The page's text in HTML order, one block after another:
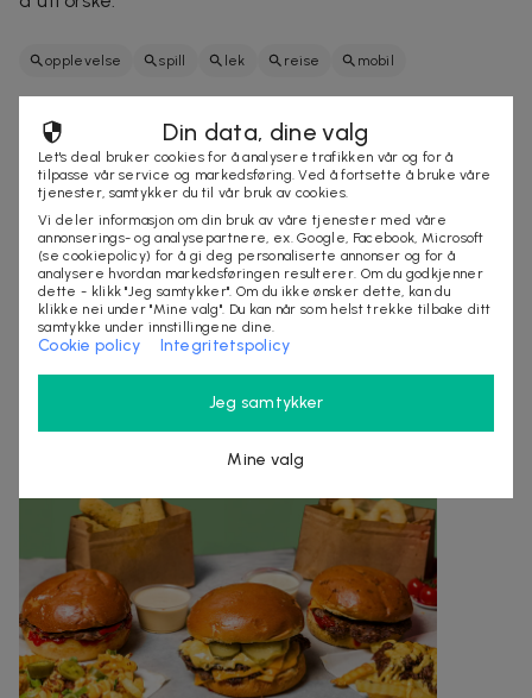
opplevelse spill lek reise mobil
Selges av
City Game
Organisasjonsnummer
KJØP
Din data, dine valg
Let's deal bruker cookies for å analysere trafikken vår og for å
tilpasse vår service og markedsføring. Ved å fortsette å bruke våre
tjenester, samtykker du til vår bruk av cookies.
Vi deler informasjon om din bruk av våre tjenester med våre
annonserings- og analysepartnere, ex. Google, Facebook, Microsoft
(se cookiepolicy) for å gi deg personaliserte annonser og for å
analysere hvordan markedsføringen resulterer. Om du godkjenner
dette - klikk "Jeg samtykker". Om du ikke ønsker dette, kan du
klikke nei under "Mine valg". Du kan når som helst trekke tilbake ditt
samtykke under innstillingene dine.
Cookie policy Integritetspolicy
Jeg samtykker
Mine valg